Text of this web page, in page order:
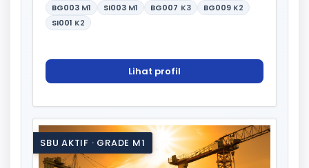
BG003 M1 SI003 M1 BG007 K3 BG009 K2
SI001 K2
Lihat profil
SBU AKTIF · GRADE M1